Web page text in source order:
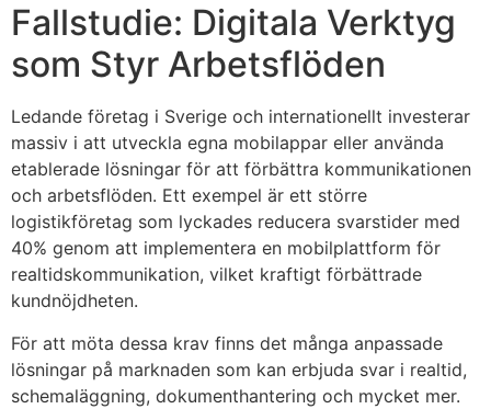
Fallstudie: Digitala Verktyg
som Styr Arbetsflöden
Ledande företag i Sverige och internationellt investerar
massiv i att utveckla egna mobilappar eller använda
etablerade lösningar för att förbättra kommunikationen
och arbetsflöden. Ett exempel är ett större
logistikföretag som lyckades reducera svarstider med
40% genom att implementera en mobilplattform för
realtidskommunikation, vilket kraftigt förbättrade
kundnöjdheten.
För att möta dessa krav finns det många anpassade
lösningar på marknaden som kan erbjuda svar i realtid,
schemaläggning, dokumenthantering och mycket mer.